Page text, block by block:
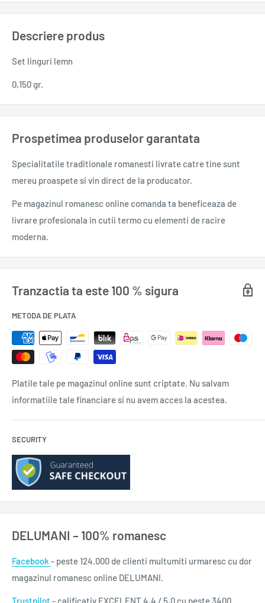
Descriere produs
Set linguri lemn
0,150 gr.
Prospetimea produselor garantata
Specialitatile traditionale romanesti livrate catre tine sunt
mereu proaspete si vin direct de la producator.
Pe magazinul romanesc online comanda ta beneficeaza de
livrare profesionala in cutii termo cu elementi de racire
moderna.
Tranzactia ta este 100 % sigura
METODA DE PLATA
Platile tale pe magazinul online sunt criptate. Nu salvam
informatiile tale financiare si nu avem acces la acestea.
SECURITY
DELUMANI – 100% romanesc
Facebook - peste 124.000 de clienti multumiti urmaresc cu dor
magazinul romanesc online DELUMANI.
Trustpilot - calificativ EXCELENT 4,4 / 5,0 cu peste 3400